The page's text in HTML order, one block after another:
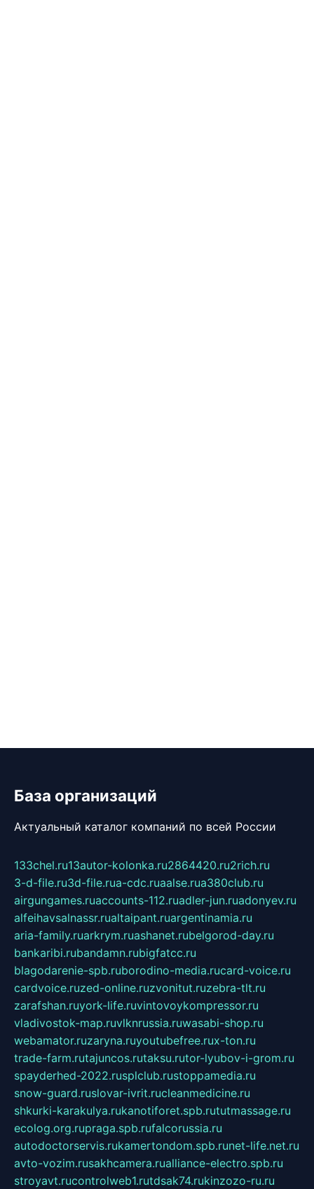
База организаций
Актуальный каталог компаний по всей России
133chel.ru13autor-kolonka.ru2864420.ru2rich.ru
3-d-file.ru3d-file.rua-cdc.ruaalse.rua380club.ru
airgungames.ruaccounts-112.ruadler-jun.ruadonyev.ru
alfeihavsalnassr.rualtaipant.ruargentinamia.ru
aria-family.ruarkrym.ruashanet.rubelgorod-day.ru
bankaribi.rubandamn.rubigfatcc.ru
blagodarenie-spb.ruborodino-media.rucard-voice.ru
cardvoice.ruzed-online.ruzvonitut.ruzebra-tlt.ru
zarafshan.ruyork-life.ruvintovoykompressor.ru
vladivostok-map.ruvlknrussia.ruwasabi-shop.ru
webamator.ruzaryna.ruyoutubefree.rux-ton.ru
trade-farm.rutajuncos.rutaksu.rutor-lyubov-i-grom.ru
spayderhed-2022.rusplclub.rustoppamedia.ru
snow-guard.ruslovar-ivrit.rucleanmedicine.ru
shkurki-karakulya.rukanotiforet.spb.rututmassage.ru
ecolog.org.rupraga.spb.rufalcorussia.ru
autodoctorservis.rukamertondom.spb.runet-life.net.ru
avto-vozim.rusakhcamera.rualliance-electro.spb.ru
stroyavt.rucontrolweb1.rutdsak74.rukinzozo-ru.ru